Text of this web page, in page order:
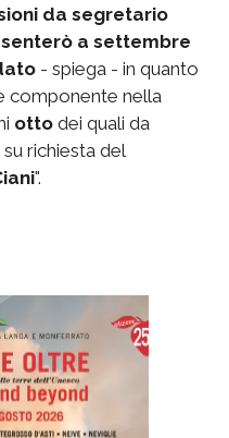
da segretario
a settembre
- spiega - in quanto
componente nella
otto dei quali da
richiesta del
".